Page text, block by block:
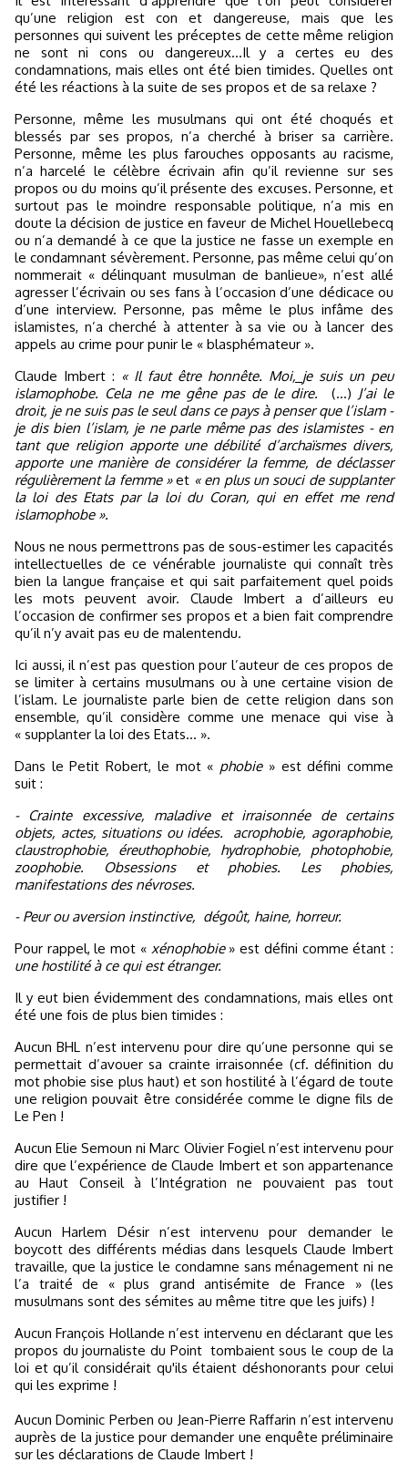
qu’une religion est con et dangereuse, mais que les
personnes qui suivent les préceptes de cette même religion
ne sont ni cons ou dangereux…Il y a certes eu des
condamnations, mais elles ont été bien timides. Quelles ont
été les réactions à la suite de ses propos et de sa relaxe ?
Personne, même les musulmans qui ont été choqués et
blessés par ses propos, n’a cherché à briser sa carrière.
Personne, même les plus farouches opposants au racisme,
n’a harcelé le célèbre écrivain afin qu’il revienne sur ses
propos ou du moins qu’il présente des excuses. Personne, et
surtout pas le moindre responsable politique, n’a mis en
doute la décision de justice en faveur de Michel Houellebecq
ou n’a demandé à ce que la justice ne fasse un exemple en
le condamnant sévèrement. Personne, pas même celui qu’on
nommerait « délinquant musulman de banlieue», n’est allé
agresser l’écrivain ou ses fans à l’occasion d’une dédicace ou
d’une interview. Personne, pas même le plus infâme des
islamistes, n’a cherché à attenter à sa vie ou à lancer des
appels au crime pour punir le « blasphémateur ».
Claude Imbert : « Il faut être honnête. Moi, je suis un peu
islamophobe. Cela ne me gêne pas de le dire.
(...) J’ai le
droit, je ne suis pas le seul dans ce pays à penser que l’islam -
je dis bien l’islam, je ne parle même pas des islamistes - en
tant que religion apporte une débilité d’archaïsmes divers,
apporte une manière de considérer la femme, de déclasser
régulièrement la femme »et « en plus un souci de supplanter
la loi des Etats par la loi du Coran, qui en effet me rend
islamophobe ».
Nous ne nous permettrons pas de sous-estimer les capacités
intellectuelles de ce vénérable journaliste qui connaît très
bien la langue française et qui sait parfaitement quel poids
les mots peuvent avoir. Claude Imbert a d’ailleurs eu
l’occasion de confirmer ses propos et a bien fait comprendre
qu’il n’y avait pas eu de malentendu.
Ici aussi, il n’est pas question pour l’auteur de ces propos de
se limiter à certains musulmans ou à une certaine vision de
l’islam. Le journaliste parle bien de cette religion dans son
ensemble, qu’il considère comme une menace qui vise à
« supplanter la loi des Etats… ».
Dans le Petit Robert, le mot « phobie» est défini comme
suit :
- Crainte excessive, maladive et irraisonnée de certains
objets, actes, situations ou idées. acrophobie, agoraphobie,
claustrophobie, éreuthophobie, hydrophobie, photophobie,
zoophobie. Obsessions et phobies. Les phobies,
manifestations des névroses.
- Peur ou aversion instinctive, dégoût, haine, horreur.
Pour rappel, le mot « xénophobie» est défini comme étant :
une hostilité à ce qui est étranger.
Il y eut bien évidemment des condamnations, mais elles ont
été une fois de plus bien timides :
Aucun BHL n’est intervenu pour dire qu’une personne qui se
permettait d’avouer sa crainte irraisonnée (cf. définition du
mot phobie sise plus haut) et son hostilité à l’égard de toute
une religion pouvait être considérée comme le digne fils de
Le Pen !
Aucun Elie Semoun ni Marc Olivier Fogiel n’est intervenu pour
dire que l’expérience de Claude Imbert et son appartenance
au Haut Conseil à l’Intégration ne pouvaient pas tout
justifier !
Aucun Harlem Désir n’est intervenu pour demander le
boycott des différents médias dans lesquels Claude Imbert
travaille, que la justice le condamne sans ménagement ni ne
l’a traité de « plus grand antisémite de France » (les
musulmans sont des sémites au même titre que les juifs) !
Aucun François Hollande n’est intervenu en déclarant que les
propos du journaliste du Point tombaient sous le coup de la
loi et qu’il considérait qu'ils étaient déshonorants pour celui
qui les exprime !
Aucun Dominic Perben ou Jean-Pierre Raffarin n’est intervenu
auprès de la justice pour demander une enquête préliminaire
sur les déclarations de Claude Imbert !